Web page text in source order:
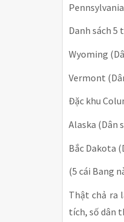
Danh sách 5
Wyoming
Vermont
Đặc khu
Alaska (Dân
Bắc Dakota
(5 cái Bang
Thật chả ra
tích, số dân